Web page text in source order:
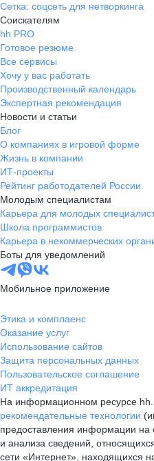
Сетка: соцсеть для нетворкинга
Соискателям
hh PRO
Готовое резюме
Все сервисы
Хочу у вас работать
Производственный календарь
Экспертная рекомендация
Новости и статьи
Блог
О компаниях в игровой форме
Жизнь в компании
ИТ-проекты
Рейтинг работодателей России
Молодым специалистам
Карьера для молодых
Школа программистов
Карьера в некоммерческих
Боты для уведомлений
Мобильное приложение
Этика и комплаенс
Оказание услуг
Использование сайтов
Защита персональных данных
Пользовательское соглашение
ИТ аккредитация
На информационном ресурсе
рекомендательные технологии
предоставления информации на
и анализа сведений,
сети «Интернет», находящихся